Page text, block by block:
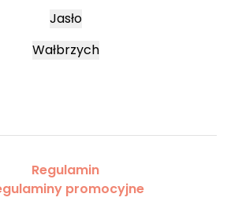
Jasło
Wałbrzych
Regulamin
promocyjne